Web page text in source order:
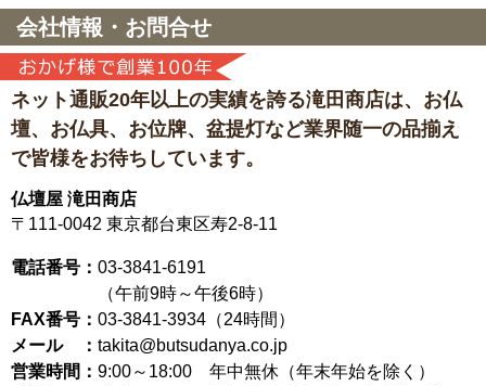
会社情報・お問合せ
ネット通販20年以上の実績を誇る滝田商店は、 お仏
壇、お仏具、お位牌、盆提灯など業界随一の品揃え
で皆様をお待ちしています。
仏壇屋 滝田商店
〒111-0042 東京都台東区寿2-8-11
電話番号： 03-3841-6191
（午前9時～午後6時）
FAX番号： 03-3841-3934（24時間）
メール ： takita@butsudanya.co.jp
営業時間： 9:00～18:00 年中無休（年末年始を除く）